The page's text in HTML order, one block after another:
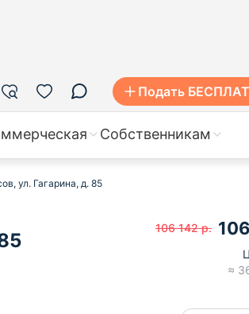
Подать
Собственникам
ул. Гагарина, д. 85
106 142 р.
≈